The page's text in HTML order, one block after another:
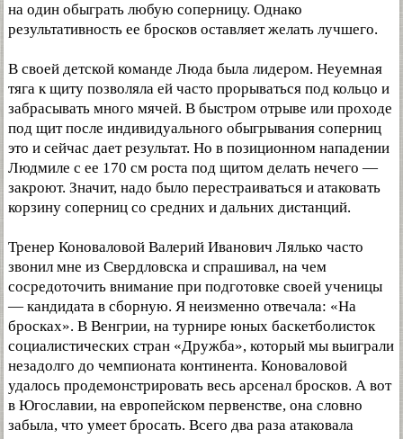
на один обыграть любую соперницу. Однако
результативность ее бросков оставляет желать лучшего.
В своей детской команде Люда была лидером. Неуемная
тяга к щиту позволяла ей часто прорываться под кольцо и
забрасывать много мячей. В быстром отрыве или проходе
под щит после индивидуального обыгрывания соперниц
это и сейчас дает результат. Но в позиционном нападении
Людмиле с ее 170 см роста под щитом делать нечего —
закроют. Значит, надо было перестраиваться и атаковать
корзину соперниц со средних и дальних дистанций.
Тренер Коноваловой Валерий Иванович Лялько часто
звонил мне из Свердловска и спрашивал, на чем
сосредоточить внимание при подготовке своей ученицы
— кандидата в сборную. Я неизменно отвечала: «На
бросках». В Венгрии, на турнире юных баскетболисток
социалистических стран «Дружба», который мы выиграли
незадолго до чемпионата континента. Коноваловой
удалось продемонстрировать весь арсенал бросков. А вот
в Югославии, на европейском первенстве, она словно
забыла, что умеет бросать. Всего два раза атаковала